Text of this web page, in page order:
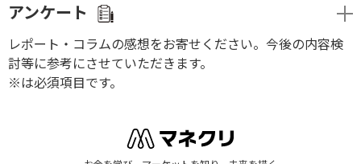
アンケート
レポート・コラムの感想をお寄せください。今後の内容検
討等に参考にさせていただきます。
※は必須項目です。